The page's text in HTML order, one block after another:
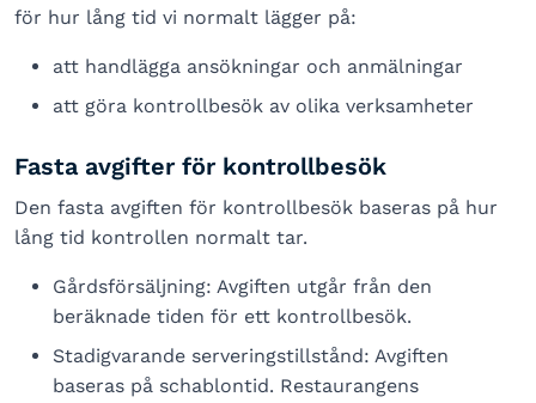
för hur lång tid vi normalt lägger på:
att handlägga ansökningar och anmälningar
att göra kontrollbesök av olika verksamheter
Fasta avgifter för kontrollbesök
Den fasta avgiften för kontrollbesök baseras på hur
lång tid kontrollen normalt tar.
Gårdsförsäljning: Avgiften utgår från den
beräknade tiden för ett kontrollbesök.
Stadigvarande serveringstillstånd: Avgiften
baseras på schablontid. Restaurangens